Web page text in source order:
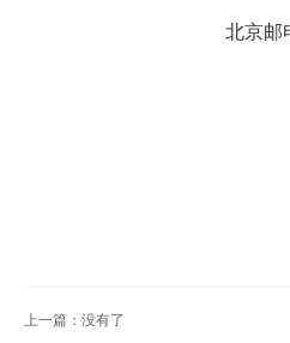
北京邮
上一篇：没有了